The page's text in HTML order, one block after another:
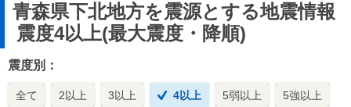
青森県下北地方を震源とする地震情報
震度4以上(最大震度・降順)
震度別：
全て 2以上 3以上 4以上 5弱以上 5強以上